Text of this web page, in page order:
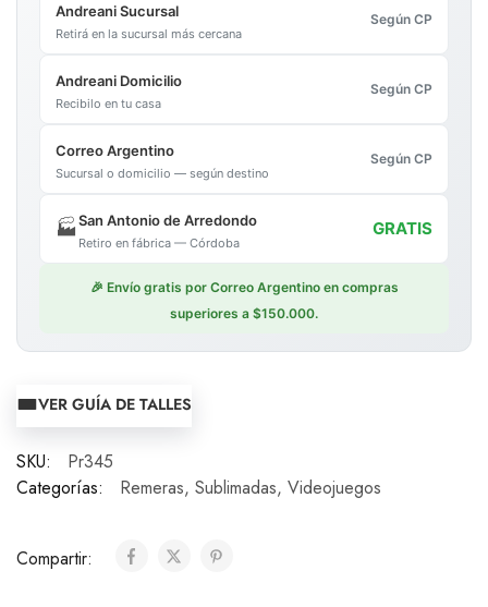
Andreani Sucursal
Retirá en la sucursal más cercana
Según CP
Andreani Domicilio
Recibilo en tu casa
Según CP
Correo Argentino
Sucursal o domicilio — según destino
Según CP
🏭San Antonio de Arredondo
Retiro en fábrica — Córdoba
GRATIS
🎉 Envío gratis por Correo Argentino en compras
superiores a $150.000.
VER GUÍA DE TALLES
SKU:
Pr345
Categorías:
Remeras, Sublimadas, Videojuegos
Compartir: